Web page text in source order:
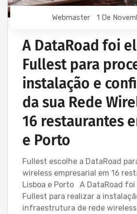
Webmaster 1 De
A DataRoad foi
Fullest para
instalação e
da sua Rede
16 restaurantes
e Porto
Fullest escolhe a DataRoad
wireless empresarial em 16
Lisboa e Porto A DataRoad foi
Fullest para realizar a
infraestrutura de rede wireless